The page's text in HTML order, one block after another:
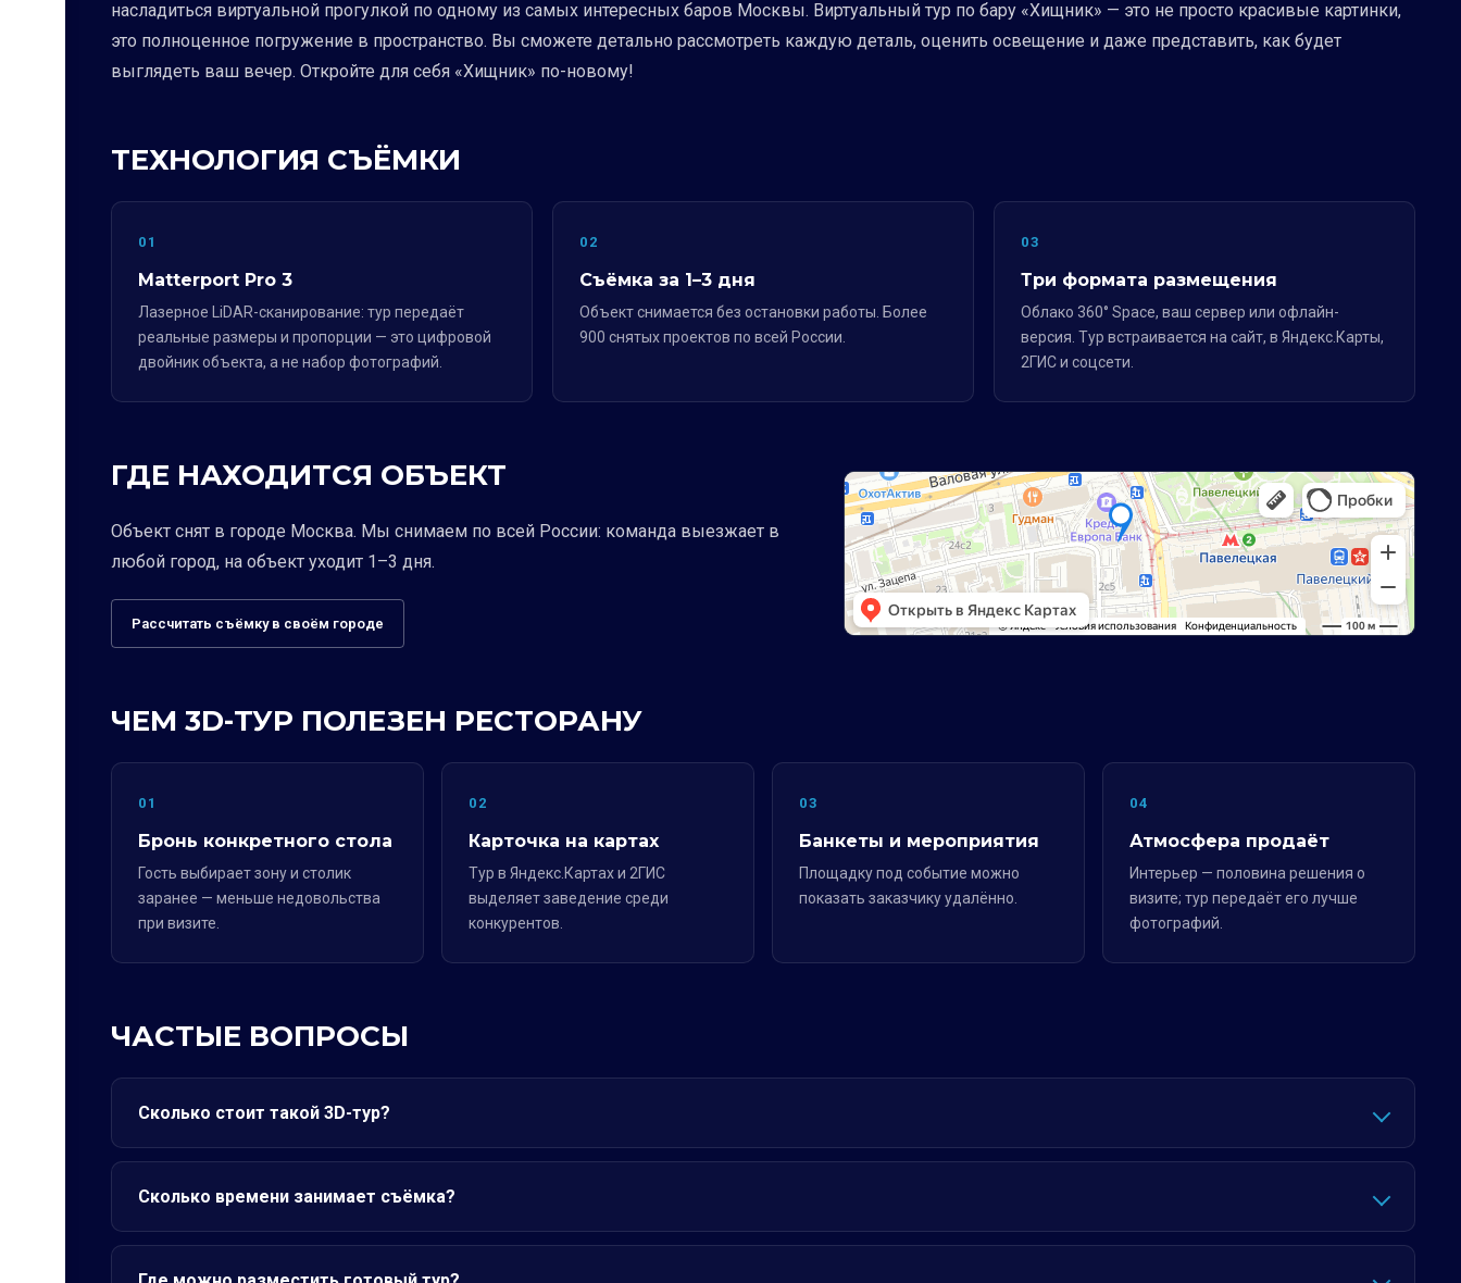
насладиться виртуальной прогулкой по одному из самых интересных баров Москвы. Виртуальный тур по бару «Хищник» — это не просто красивые картинки,
это полноценное погружение в пространство. Вы сможете детально рассмотреть каждую деталь, оценить освещение и даже представить, как будет
выглядеть ваш вечер. Откройте для себя «Хищник» по-новому!
ТЕХНОЛОГИЯ СЪЁМКИ
01
Matterport Pro 3
Лазерное LiDAR-сканирование: тур передаёт
реальные размеры и пропорции — это цифровой
двойник объекта, а не набор фотографий.
02
Съёмка за 1–3 дня
Объект снимается без остановки работы. Более
900 снятых проектов по всей России.
03
Три формата размещения
Облако 360° Space, ваш сервер или офлайн-
версия. Тур встраивается на сайт, в Яндекс.Карты,
2ГИС и соцсети.
ГДЕ НАХОДИТСЯ ОБЪЕКТ
Объект снят в городе Москва. Мы снимаем по всей России: команда выезжает в
любой город, на объект уходит 1–3 дня.
Рассчитать съёмку в своём городе
ЧЕМ 3D-ТУР ПОЛЕЗЕН РЕСТОРАНУ
01
Бронь конкретного стола
Гость выбирает зону и столик
заранее — меньше недовольства
при визите.
02
Карточка на картах
Тур в Яндекс.Картах и 2ГИС
выделяет заведение среди
конкурентов.
03
Банкеты и мероприятия
Площадку под событие можно
показать заказчику удалённо.
04
Атмосфера продаёт
Интерьер — половина решения о
визите; тур передаёт его лучше
фотографий.
ЧАСТЫЕ ВОПРОСЫ
Сколько стоит такой 3D-тур?
Сколько времени занимает съёмка?